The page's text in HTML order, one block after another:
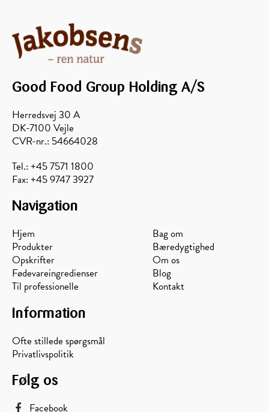
Good Food Group Holding A/S
Herredsvej 30 A
DK-7100 Vejle
CVR-nr.: 54664028
Tel.: +45 7571 1800
Fax: +45 9747 3927
Navigation
Hjem
Produkter
Opskrifter
Fødevareingredienser
Til professionelle
Bag om
Bæredygtighed
Om os
Blog
Kontakt
Information
Ofte stillede spørgsmål
Privatlivspolitik
Følg os
Facebook